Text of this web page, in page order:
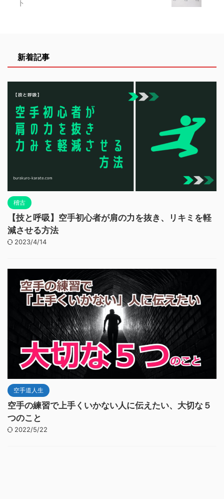
ト
新着記事
稽古
【技と呼吸】空手初心者が肩の力を抜き、リキミを軽
減させる方法
2023/4/14
空手道人生
空手の練習で上手くいかない人に伝えたい、大切な５
つのこと
2022/5/22